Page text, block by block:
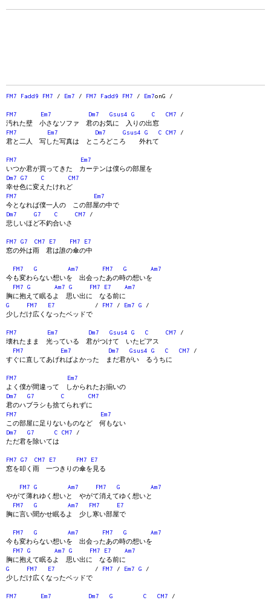
FM7 Fadd9 FM7 / Em7 / FM7 Fadd9 FM7 / Em7onG /
FM7 Em7 Dm7 Gsus4 G C CM7 /
汚れた壁 小さなソファ 君のお気に 入りの出窓
FM7
Em7 Dm7 Gsus4 G C CM7 /
君と二人 写した写真は ところどころ 外れて
FM7
Em7
いつか君が買ってきた カーテンは僕らの部屋を
Dm7
G7 C
CM7
幸せ色に変えたけれど
FM7
Em7
今となれば僕一人の この部屋の中で
Dm7
G7 C CM7 /
悲しいほど不釣合いさ
FM7 G7 CM7 E7 FM7
E7
窓の外は雨 君は誰の傘の中
FM7 G Am7 FM7 G
Am7
今も変わらない想いを 出会ったあの時の想いを
FM7
G Am7 G FM7 E7
Am7
胸に抱えて眠るよ 思い出に なる前に
G
FM7 E7 / FM7 / Em7 G /
少しだけ広くなったベッドで
FM7 Em7 Dm7 Gsus4 G C CM7 /
壊れたまま 光っている 君がつけて いたピアス
FM7
Em7 Dm7 Gsus4 G C CM7 /
すぐに直してあげればよかった まだ君がい るうちに
FM7
Em7
よく僕が間違って しかられたお揃いの
Dm7
G7 C
CM7
君のハブラシも捨てられずに
FM7
Em7
この部屋に足りないものなど 何もない
Dm7
G7 C CM7 /
ただ君を除いては
FM7 G7 CM7 E7 FM7
E7
窓を叩く雨 一つきりの傘を見る
FM7 G Am7 FM7 G
Am7
やがて薄れゆく想いと やがて消えてゆく想いと
FM7
G Am7 FM7
E7
胸に言い聞かせ眠るよ 少し寒い部屋で
FM7 G Am7 FM7 G
Am7
今も変わらない想いを 出会ったあの時の想いを
FM7
G Am7 G FM7 E7
Am7
胸に抱えて眠るよ 思い出に なる前に
G
FM7 E7 / FM7 / Em7 G /
少しだけ広くなったベッドで
FM7 Em7 Dm7 G C CM7 /